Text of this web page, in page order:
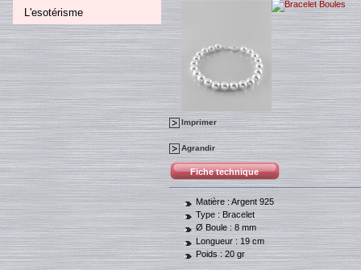
L'esotérisme
Imprimer
Agrandir
Fiche technique
Matière :Argent 925
Type : Bracelet
Ø Boule :8 mm
Longueur :19 cm
Poids :20 gr